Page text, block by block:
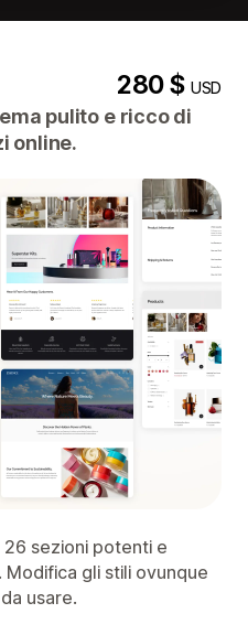
280 $USD
pulito e ricco di
online.
26 sezioni potenti e
gli stili ovunque
usare.